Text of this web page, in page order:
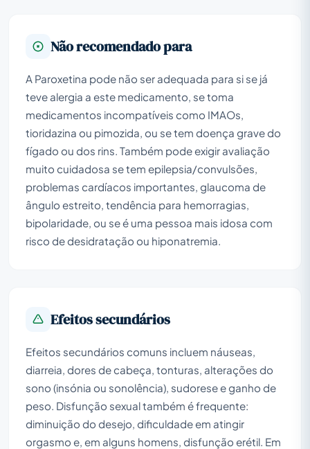
Não recomendado para
A Paroxetina pode não ser adequada para si se já
teve alergia a este medicamento, se toma
medicamentos incompatíveis como IMAOs,
tioridazina ou pimozida, ou se tem doença grave do
fígado ou dos rins. Também pode exigir avaliação
muito cuidadosa se tem epilepsia/convulsões,
problemas cardíacos importantes, glaucoma de
ângulo estreito, tendência para hemorragias,
bipolaridade, ou se é uma pessoa mais idosa com
risco de desidratação ou hiponatremia.
Efeitos secundários
Efeitos secundários comuns incluem náuseas,
diarreia, dores de cabeça, tonturas, alterações do
sono (insónia ou sonolência), sudorese e ganho de
peso. Disfunção sexual também é frequente:
diminuição do desejo, dificuldade em atingir
orgasmo e, em alguns homens, disfunção erétil. Em